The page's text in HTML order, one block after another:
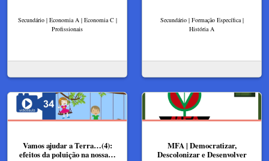
Secundário | Economia A | Economia C |
Profissionais
Secundário | Formação Específica |
História A
Vamos ajudar a Terra…(4):
efeitos da poluição na nossa…
MFA | Democratizar,
Descolonizar e Desenvolver